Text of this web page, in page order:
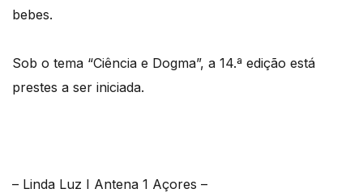
bebes.
Sob o tema “Ciência e Dogma”, a 14.ª edição está
prestes a ser iniciada.
– Linda Luz I Antena 1 Açores –